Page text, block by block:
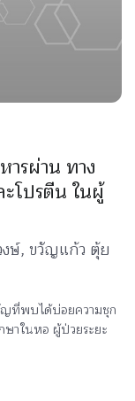
ารผ่าน ทาง
ะโปรตีน ในผู้
ษ์, ขวัญแก้ว ตุ้ย
ญที่พบได้บ่อยความชุก
ษาในหอ ผู้ป่วยระยะ